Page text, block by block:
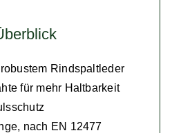
Rindspaltleder
für mehr Haltbarkeit
nach EN 12477